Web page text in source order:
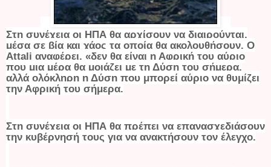
Στη συνέχεια οι ΗΠΑ θα αρχίσουν να διαιρούνται,
μέσα σε βία και χάος τα οποία θα ακολουθήσουν. Ο
Attali αναφέρει, «δεν θα είναι η Αφρική του αύριο
που μια μέρα θα μοιάζει με τη Δύση του σήμερα,
αλλά ολόκληρη η Δύση που μπορεί αύριο να θυμίζει
την Αφρική του σήμερα.
Στη συνέχεια οι ΗΠΑ θα πρέπει να επανασχεδιάσουν
την κυβέρνησή τους για να ανακτήσουν τον έλεγχο.